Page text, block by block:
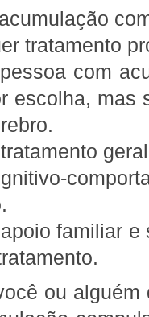
tratamento
com
escolha, mas
familiar e
ou alguém